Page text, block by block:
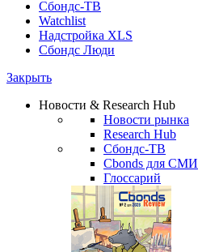
Сбондс-ТВ
Watchlist
Надстройка XLS
Сбондс Люди
Закрыть
Новости & Research Hub
Новости рынка
Research Hub
Сбондс-ТВ
Cbonds для СМИ
Глоссарий